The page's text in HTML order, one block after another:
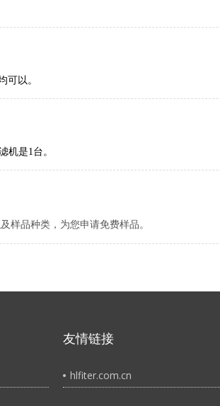
可以。
机是1台。
样品种类，为您申请免费样品。
友情链接
hlfiter.com.cn